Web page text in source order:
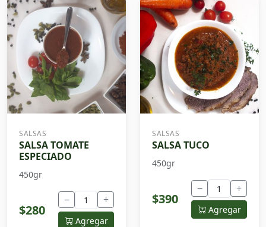
SALSAS
SALSA TOMATE
ESPECIADO
450gr
$280
− +
Agregar
SALSAS
SALSA TUCO
450gr
$390
− +
Agregar